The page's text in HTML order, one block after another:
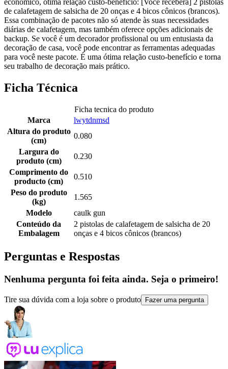
econômico, ótima relação custo-benefício: [Você receberá] 2 pistolas
de calafetagem de salsicha de 20 onças e 4 bicos cônicos (brancos).
Essa combinação de pacotes não só atende às suas necessidades
diárias de calafetagem, mas também oferece opções adicionais de
backup. Se você é um decorador profissional ou um entusiasta da
decoração de casa, você pode encontrar as ferramentas adequadas
para você neste pacote. É uma ótima relação custo-benefício e torna
seu trabalho de decoração mais prático.
Ficha Técnica
Ficha tecnica do produto
Marca
lwytdnmsd
Altura do produto
(cm)
0.080
Largura do
produto (cm)
0.230
Comprimento do
producto (cm)
0.510
Peso do produto
(kg)
1.565
Modelo
caulk gun
Conteúdo da
Embalagem
2 pistolas de calafetagem de salsicha de 20
onças e 4 bicos cônicos (brancos)
Perguntas e Respostas
Nenhuma pergunta foi feita ainda. Seja o primeiro!
Tire sua dúvida com a loja sobre o produto Fazer uma pergunta